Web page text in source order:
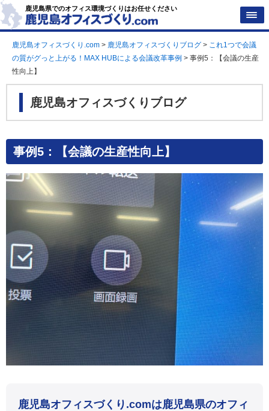
鹿児島県でのオフィス環境づくりはお任せください
鹿児島オフィスづくり.com > 鹿児島オフィスづくりブログ > これ1つで会議
の質がグっと上がる！MAX HUBによる会議改革事例 > 事例5：【会議の生産
性向上】
鹿児島オフィスづくりブログ
事例5：【会議の生産性向上】
鹿児島オフィスづくり.comは鹿児島県のオフィ